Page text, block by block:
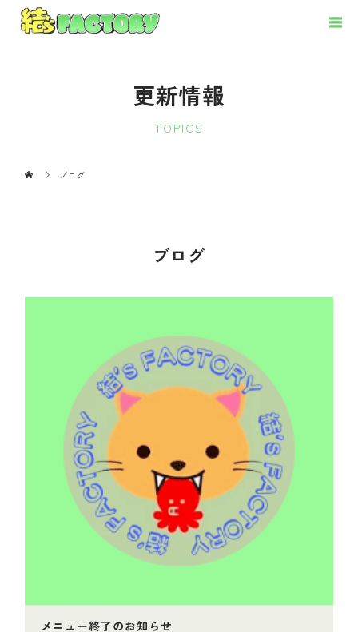
更新情報
TOPICS
ブログ
ブログ
メニュー終了のお知らせ